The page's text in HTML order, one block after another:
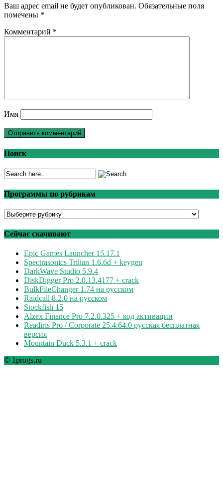
Ваш адрес email не будет опубликован. Обязательные поля
помечены *
Комментарий *
Имя
Поиск
Программы по рубрикам
Программы
рубрикам
Сейчас скачивают
Epic Games Launcher 15.17.1
Spectrasonics Trilian 1.6.6d + keygen
DarkWave Studio 5.9.4
DiskDigger Pro 2.0.13.4177 + crack
BulkFileChanger 1.74 на русском
Raidcall 8.2.0 на русском
Stockfish 15
Alzex Finance Pro 7.2.0.325 + код активации
Readiris Pro / Corporate 25.4.64.0 русская бесплатная
версия
Mountain Duck 5.3.1 + crack
© 1progs.ru